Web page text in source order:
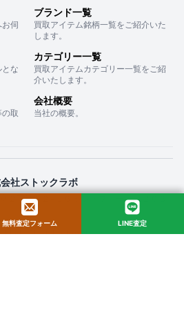
伺
ブランド一覧
買取アイテム銘柄一覧をご紹介いた
します。
な
カテゴリー一覧
買取アイテムカテゴリー一覧をご紹
介いたします。
取
会社概要
当社の概要。
社ストックラボ
２丁目１２−１６ セントフォービル ２０３
All Rights Reserved.
無料査定フォーム LINE査定